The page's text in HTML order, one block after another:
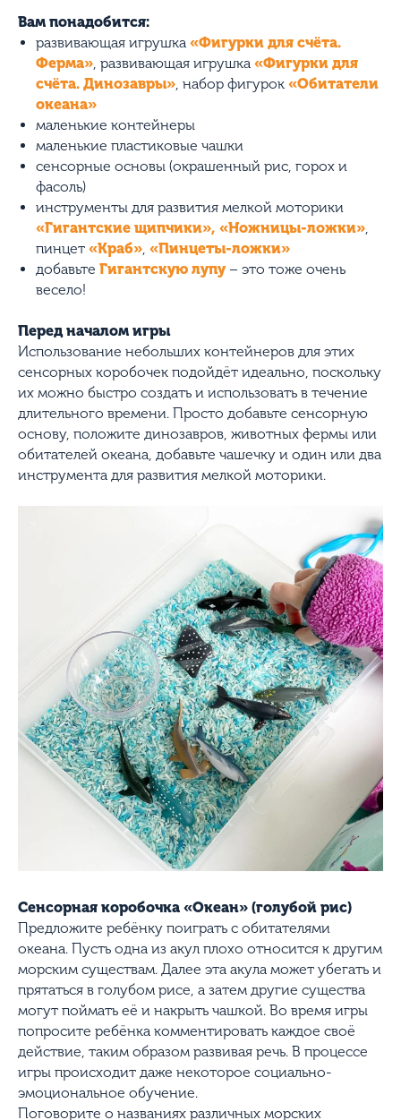
Вам понадобится:
развивающая игрушка «Фигурки для счёта.
Ферма» , развивающая игрушка «Фигурки для
счёта. Динозавры» , набор фигурок «Обитатели
океана»
маленькие контейнеры
маленькие пластиковые чашки
сенсорные основы (окрашенный рис, горох и
фасоль)
инструменты для развития мелкой моторики
«Гигантские щипчики», «Ножницы-ложки»
пинцет «Краб» «Пинцеты-ложки»
добавьте Гигантскую лупу – это тоже очень
весело!
Перед началом игры
Использование небольших контейнеров для этих
сенсорных коробочек подойдёт идеально, поскольку
их можно быстро создать и использовать в течение
длительного времени. Просто добавьте сенсорную
основу, положите динозавров, животных фермы или
обитателей океана, добавьте чашечку и один или два
инструмента для развития мелкой моторики.
Сенсорная коробочка «Океан» (голубой рис)
Предложите ребёнку поиграть с обитателями
океана. Пусть одна из акул плохо относится к другим
морским существам. Далее эта акула может убегать и
прятаться в голубом рисе, а затем другие существа
могут поймать её и накрыть чашкой. Во время игры
попросите ребёнка комментировать каждое своё
действие, таким образом развивая речь. В процессе
игры происходит даже некоторое социально-
эмоциональное обучение.
Поговорите о названиях различных морских